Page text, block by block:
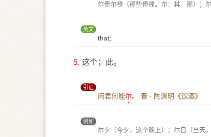
尔俸尔禄（那些俸禄。尔：其，那）；
英文
that;
5. 这个；此。
引证
问君何能尔。 晋 · 陶渊明《饮酒》
例如
尔夕（今夕，这个晚上）；尔日（当天